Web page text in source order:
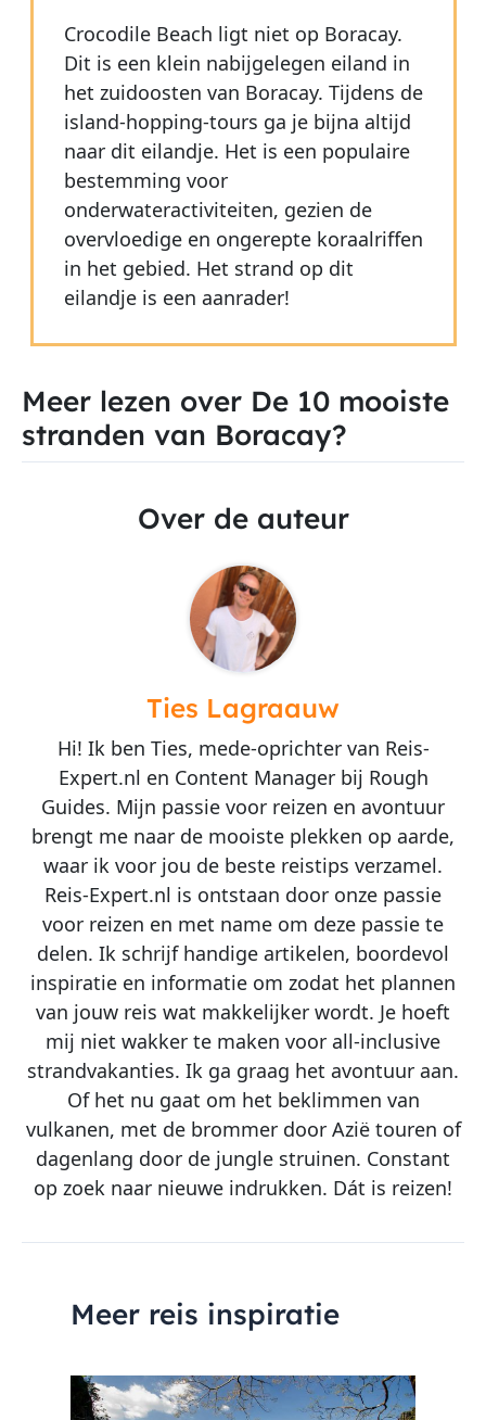
Crocodile Beach ligt niet op Boracay.
Dit is een klein nabijgelegen eiland in
het zuidoosten van Boracay. Tijdens de
island-hopping-tours ga je bijna altijd
naar dit eilandje. Het is een populaire
bestemming voor
onderwateractiviteiten, gezien de
overvloedige en ongerepte koraalriffen
in het gebied. Het strand op dit
eilandje is een aanrader!
Meer lezen over De 10 mooiste
stranden van Boracay?
Over de auteur
Ties Lagraauw
Hi! Ik ben Ties, mede-oprichter van Reis-
Expert.nl en Content Manager bij Rough
Guides. Mijn passie voor reizen en avontuur
brengt me naar de mooiste plekken op aarde,
waar ik voor jou de beste reistips verzamel.
Reis-Expert.nl is ontstaan door onze passie
voor reizen en met name om deze passie te
delen. Ik schrijf handige artikelen, boordevol
inspiratie en informatie om zodat het plannen
van jouw reis wat makkelijker wordt. Je hoeft
mij niet wakker te maken voor all-inclusive
strandvakanties. Ik ga graag het avontuur aan.
Of het nu gaat om het beklimmen van
vulkanen, met de brommer door Azië touren of
dagenlang door de jungle struinen. Constant
op zoek naar nieuwe indrukken. Dát is reizen!
Meer reis inspiratie